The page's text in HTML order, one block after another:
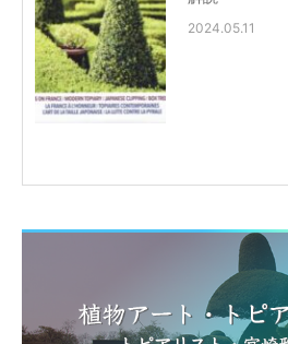
2024.05.11